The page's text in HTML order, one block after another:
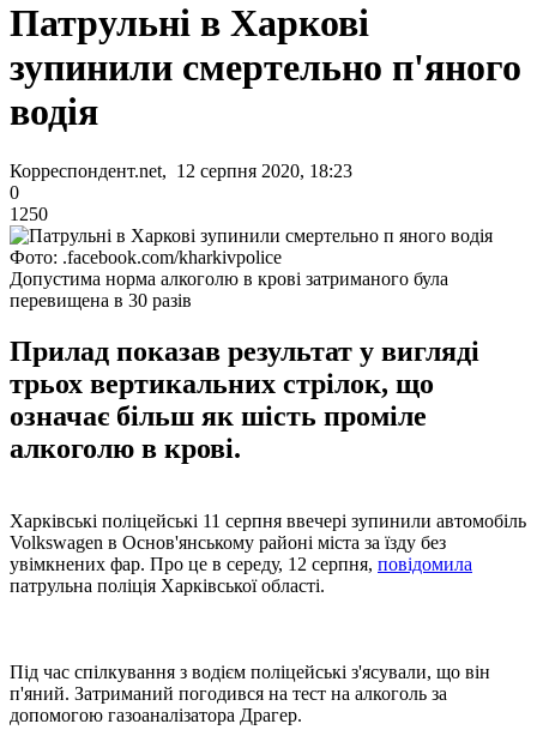
Патрульні в Харкові
зупинили смертельно п'яного
водія
Корреспондент.net, 12 серпня 2020, 18:23
0
1250
Фото: .facebook.com/kharkivpolice
Допустима норма алкоголю в крові затриманого була
перевищена в 30 разів
Прилад показав результат у вигляді
трьох вертикальних стрілок, що
означає більш як шість проміле
алкоголю в крові.
Харківські поліцейські 11 серпня ввечері зупинили автомобіль
Volkswagen в Основ'янському районі міста за їзду без
увімкнених фар. Про це в середу, 12 серпня, повідомила
патрульна поліція Харківської області.
Під час спілкування з водієм поліцейські з'ясували, що він
п'яний. Затриманий погодився на тест на алкоголь за
допомогою газоаналізатора Драгер.